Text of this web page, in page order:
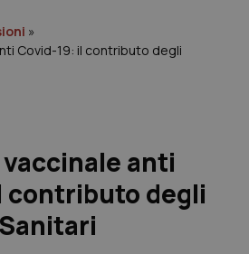
»
Covid-19: il contributo degli
anti
contributo degli